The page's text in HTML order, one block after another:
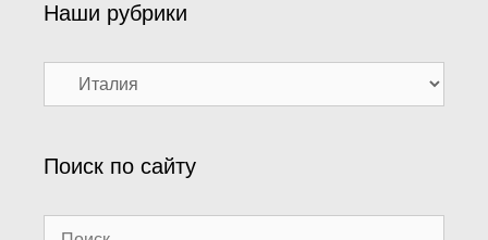
Наши рубрики
Наши
рубрики
Поиск по сайту
Поиск: